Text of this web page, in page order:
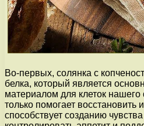
Во-первых, солянка с
белка, который является
материалом для клеток нашего
только помогает
способствует созданию